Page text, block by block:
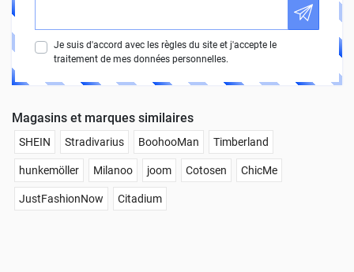
Je suis d'accord avec les règles du site et j'accepte le
traitement de mes données personnelles.
Magasins et marques similaires
SHEIN Stradivarius BoohooMan Timberland
hunkemöller Milanoo joom Cotosen ChicMe
JustFashionNow Citadium